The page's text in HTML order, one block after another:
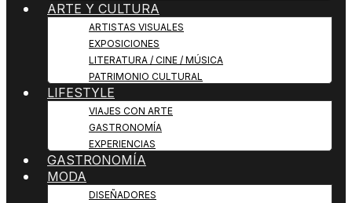
ARTE Y CULTURA
ARTISTAS VISUALES
EXPOSICIONES
LITERATURA / CINE / MÚSICA
PATRIMONIO CULTURAL
LIFESTYLE
VIAJES CON ARTE
GASTRONOMÍA
EXPERIENCIAS
GASTRONOMÍA
MODA
DISEÑADORES